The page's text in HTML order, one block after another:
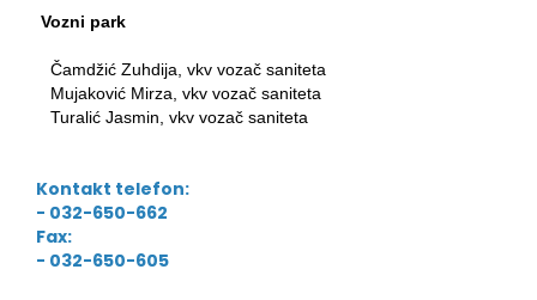
Vozni park
Čamdžić Zuhdija, vkv vozač saniteta
Mujaković Mirza, vkv vozač saniteta
Turalić Jasmin, vkv vozač saniteta
Kontakt telefon:
- 032-650-662
Fax:
- 032-650-605